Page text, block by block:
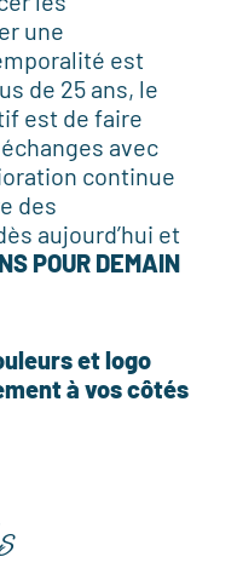
une
est
de 25 ans, le
est de faire
avec
continue
des
aujourd’hui et
POUR DEMAIN
et logo
à vos côtés